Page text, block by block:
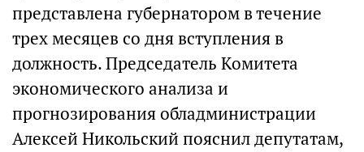
представлена губернатором в течение
трех месяцев со дня вступления в
должность. Председатель Комитета
экономического анализа и
прогнозирования обладминистрации
Алексей Никольский пояснил депутатам,